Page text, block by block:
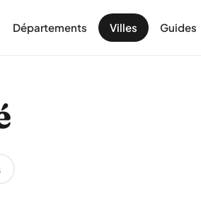
Départements Villes Guides